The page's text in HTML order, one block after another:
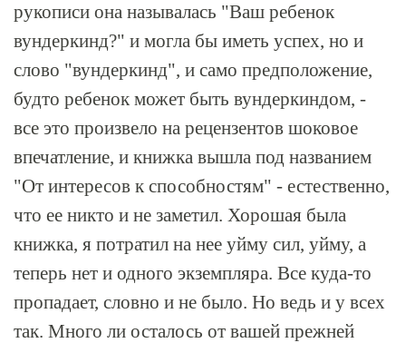
рукописи она называлась "Ваш ребенок
вундеркинд?" и могла бы иметь успех, но и
слово "вундеркинд", и само предположение,
будто ребенок может быть вундеркиндом, -
все это произвело на рецензентов шоковое
впечатление, и книжка вышла под названием
"От интересов к способностям" - естественно,
что ее никто и не заметил. Хорошая была
книжка, я потратил на нее уйму сил, уйму, а
теперь нет и одного экземпляра. Все куда-то
пропадает, словно и не было. Но ведь и у всех
так. Много ли осталось от вашей прежней